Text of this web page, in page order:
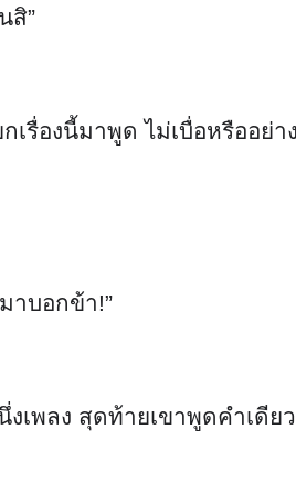
สิ”
รื่องนี้มาพูด ไม่เบื่อหรืออย่าง
าบอกข้า!”
เพลง สุดท้ายเขาพูดคำเดีย